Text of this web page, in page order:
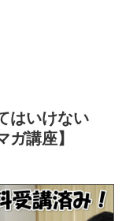
はいけない
講座】